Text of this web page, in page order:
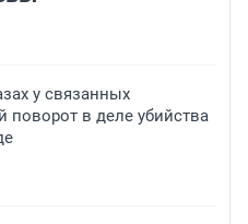
у связанных
поворот в деле убийства